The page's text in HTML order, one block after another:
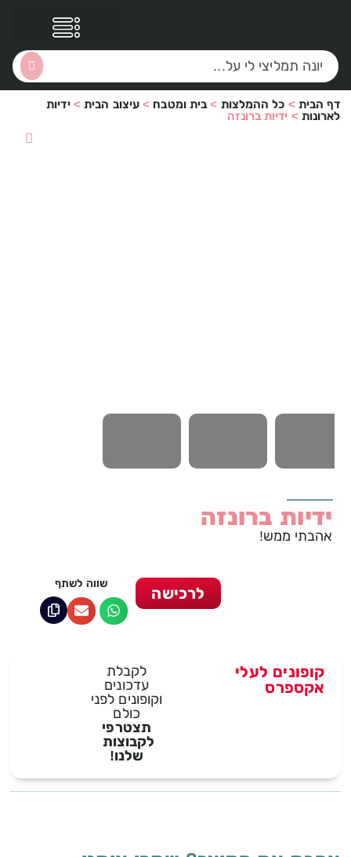
דף הבית > כל ההמלצות > בית ומטבח > עיצוב הבית>ידיות
לארונות > ידיות ברונזה
ידיות ברונזה
אהבתי ממש!
שווה לשתף
לרכישה
לקבלת
עדכונים
וקופונים לפני
כולם
תצטרפי
לקבוצות
שלנו!
קופונים לעלי
אקספרס